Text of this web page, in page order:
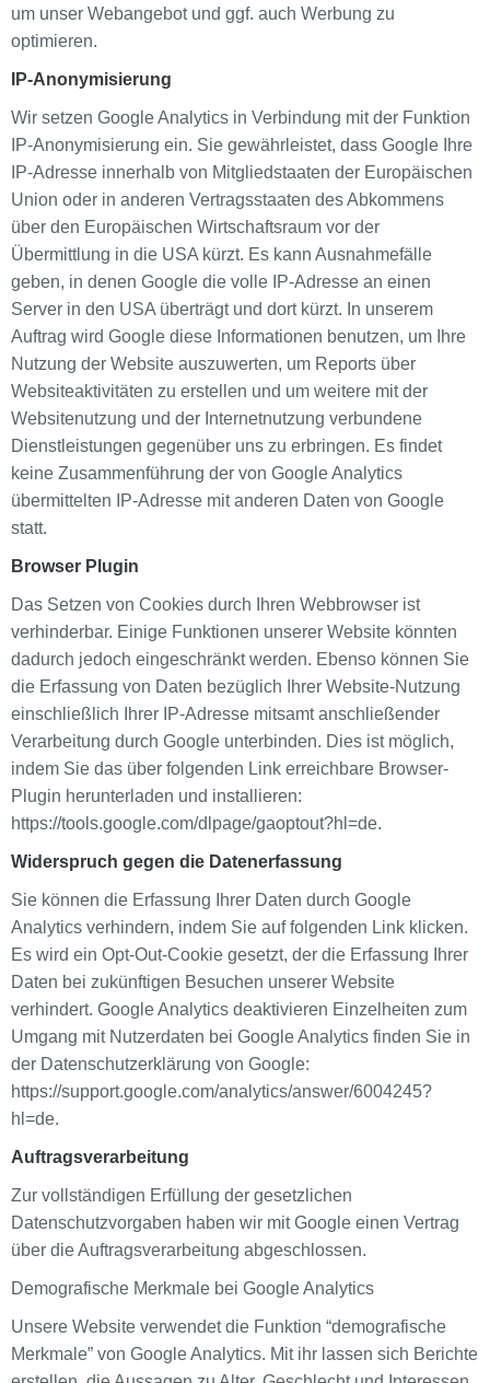
um unser Webangebot und ggf. auch Werbung zu
optimieren.
IP-Anonymisierung
Wir setzen Google Analytics in Verbindung mit der Funktion
IP-Anonymisierung ein. Sie gewährleistet, dass Google Ihre
IP-Adresse innerhalb von Mitgliedstaaten der Europäischen
Union oder in anderen Vertragsstaaten des Abkommens
über den Europäischen Wirtschaftsraum vor der
Übermittlung in die USA kürzt. Es kann Ausnahmefälle
geben, in denen Google die volle IP-Adresse an einen
Server in den USA überträgt und dort kürzt. In unserem
Auftrag wird Google diese Informationen benutzen, um Ihre
Nutzung der Website auszuwerten, um Reports über
Websiteaktivitäten zu erstellen und um weitere mit der
Websitenutzung und der Internetnutzung verbundene
Dienstleistungen gegenüber uns zu erbringen. Es findet
keine Zusammenführung der von Google Analytics
übermittelten IP-Adresse mit anderen Daten von Google
statt.
Browser Plugin
Das Setzen von Cookies durch Ihren Webbrowser ist
verhinderbar. Einige Funktionen unserer Website könnten
dadurch jedoch eingeschränkt werden. Ebenso können Sie
die Erfassung von Daten bezüglich Ihrer Website-Nutzung
einschließlich Ihrer IP-Adresse mitsamt anschließender
Verarbeitung durch Google unterbinden. Dies ist möglich,
indem Sie das über folgenden Link erreichbare Browser-
Plugin herunterladen und installieren:
https://tools.google.com/dlpage/gaoptout?hl=de.
Widerspruch gegen die Datenerfassung
Sie können die Erfassung Ihrer Daten durch Google
Analytics verhindern, indem Sie auf folgenden Link klicken.
Es wird ein Opt-Out-Cookie gesetzt, der die Erfassung Ihrer
Daten bei zukünftigen Besuchen unserer Website
verhindert. Google Analytics deaktivieren Einzelheiten zum
Umgang mit Nutzerdaten bei Google Analytics finden Sie in
der Datenschutzerklärung von Google:
https://support.google.com/analytics/answer/6004245?
hl=de.
Auftragsverarbeitung
Zur vollständigen Erfüllung der gesetzlichen
Datenschutzvorgaben haben wir mit Google einen Vertrag
über die Auftragsverarbeitung abgeschlossen.
Demografische Merkmale bei Google Analytics
Unsere Website verwendet die Funktion “demografische
Merkmale” von Google Analytics. Mit ihr lassen sich Berichte